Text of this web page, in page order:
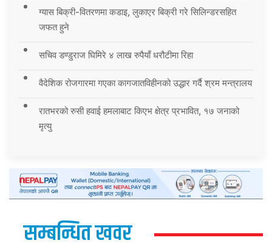
ग्यास बिक्री-वितरणमा कडाइ, लुकाएर बिक्री गरे सिलिन्डरसहित
जफत हुने
सचिव डण्डुराज घिमिरे ४ लाख रुपैयाँ धरौटीमा रिहा
वैदेशिक रोजगारमा गएका कागजातविहीनको उद्धार गर्दै श्रम मन्त्रालय
रातभरको रुसी हवाई हमलाबाट किएभ क्षेत्र प्रभावित, १७ जनाको
मृत्यु
सम्बन्धित खवर